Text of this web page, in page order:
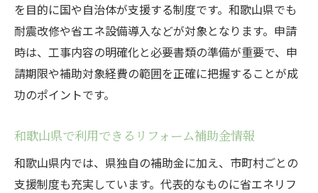
を目的に国や自治体が支援する制度です。和歌山県でも
耐震改修や省エネ設備導入などが対象となります。申請
時は、工事内容の明確化と必要書類の準備が重要で、申
請期限や補助対象経費の範囲を正確に把握することが成
功のポイントです。
和歌山県で利用できるリフォーム補助金情報
和歌山県内では、県独自の補助金に加え、市町村ごとの
支援制度も充実しています。代表的なものに省エネリフ